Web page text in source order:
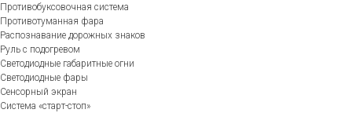
Противобуксовочная система
Противотуманная фара
Распознавание дорожных знаков
Руль с подогревом
Светодиодные габаритные огни
Светодиодные фары
Сенсорный экран
Система «старт-стоп»